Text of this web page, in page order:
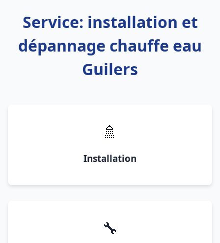
Service: installation et
dépannage chauffe eau
Guilers
🚿
Installation
🔧